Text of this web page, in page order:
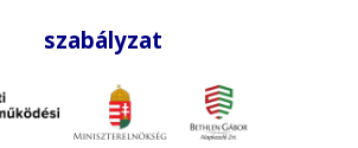
szabályzat